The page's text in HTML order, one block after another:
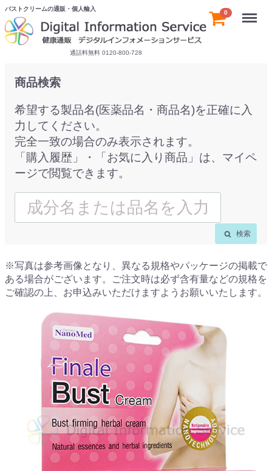
バストクリームの通販・個人輸入
通話料無料 0120-800-728
0 Menu
商品検索
希望する製品名(医薬品名・商品名)を正確に入
力してください。
完全一致の場合のみ表示されます。
「購入履歴」・「お気に入り商品」は、マイペ
ージで閲覧できます。
検索
※写真は参考画像となり、異なる規格やパッケージの掲載で
ある場合がございます。ご注文時は必ず含有量などの規格を
ご確認の上、お申込みいただけますようお願いいたします。